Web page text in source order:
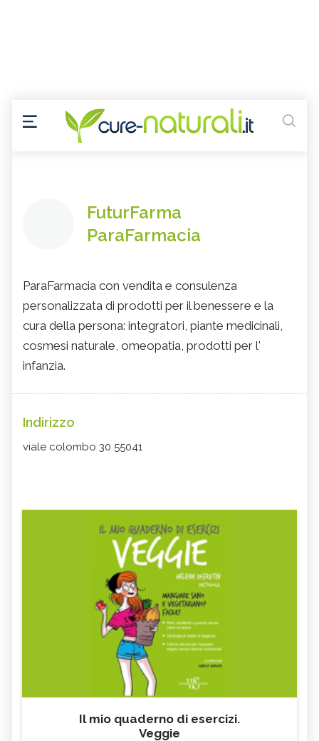
FuturFarma
ParaFarmacia
ParaFarmacia con vendita e consulenza
personalizzata di prodotti per il benessere e la
cura della persona: integratori, piante medicinali,
cosmesi naturale, omeopatia, prodotti per l'
infanzia.
Indirizzo
viale colombo 30 55041
Il mio quaderno di esercizi.
Veggie